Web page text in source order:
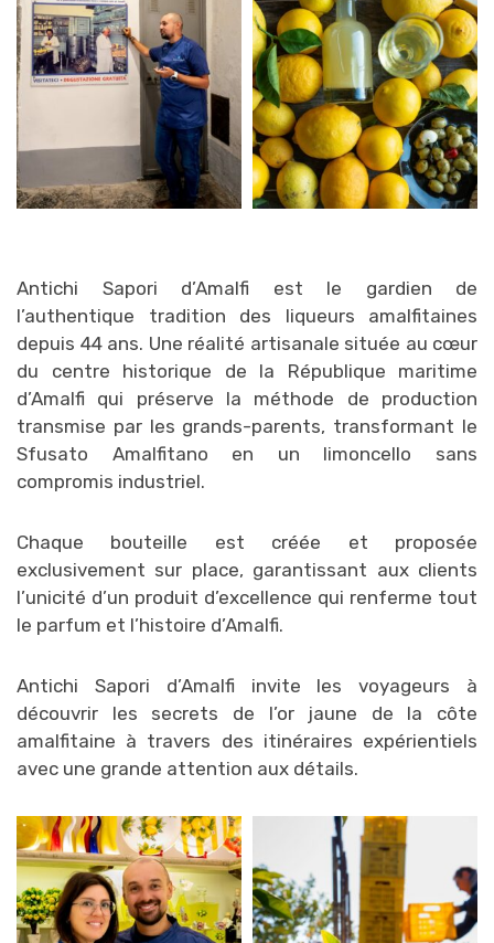
Antichi Sapori d’Amalfi est le gardien de
l’authentique tradition des liqueurs amalfitaines
depuis 44 ans. Une réalité artisanale située au cœur
du centre historique de la République maritime
d’Amalfi qui préserve la méthode de production
transmise par les grands-parents, transformant le
Sfusato Amalfitano en un limoncello sans
compromis industriel.
Chaque bouteille est créée et proposée
exclusivement sur place, garantissant aux clients
l’unicité d’un produit d’excellence qui renferme tout
le parfum et l’histoire d’Amalfi.
Antichi Sapori d’Amalfi invite les voyageurs à
découvrir les secrets de l’or jaune de la côte
amalfitaine à travers des itinéraires expérientiels
avec une grande attention aux détails.